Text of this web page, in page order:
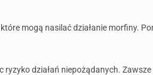
mogą nasilać działanie morfiny.
ryzyko działań niepożądanych.